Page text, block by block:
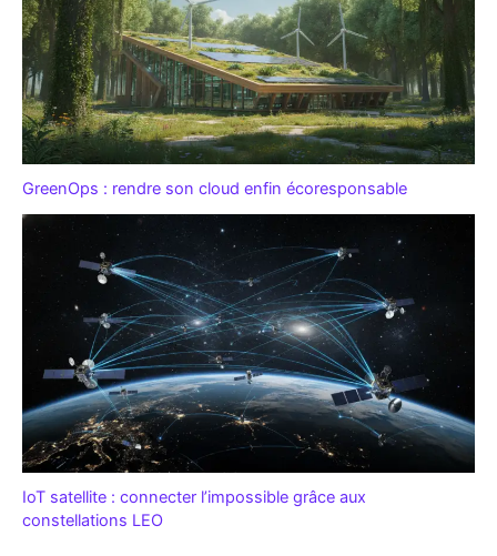
GreenOps : rendre son cloud enfin écoresponsable
IoT satellite : connecter l’impossible grâce aux
constellations LEO